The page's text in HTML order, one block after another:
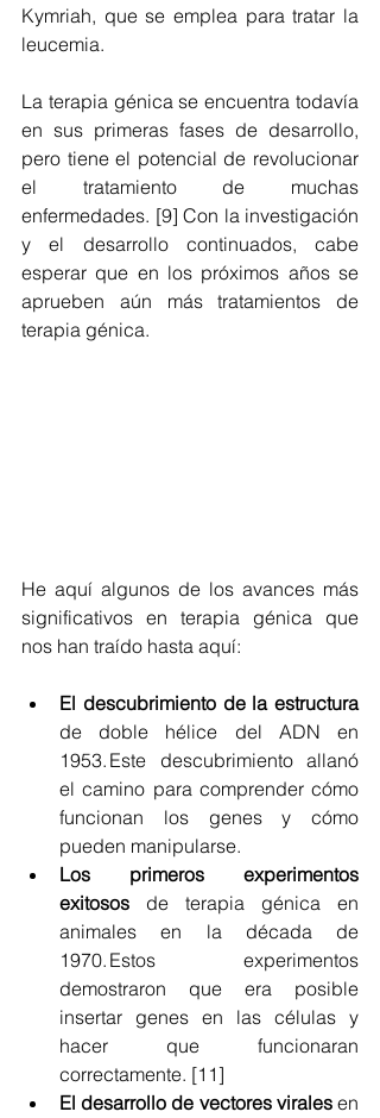
Kymriah, que se emplea para tratar la
leucemia.
La terapia génica se encuentra todavía
en sus primeras fases de desarrollo,
pero tiene el potencial de revolucionar
el tratamiento de muchas
enfermedades. [9] Con la investigación
y el desarrollo continuados, cabe
esperar que en los próximos años se
aprueben aún más tratamientos de
terapia génica.
He aquí algunos de los avances más
significativos en terapia génica que
nos han traído hasta aquí:
El descubrimiento de la estructura
de doble hélice del ADN en
1953. Este descubrimiento allanó
el camino para comprender cómo
funcionan los genes y cómo
pueden manipularse.
Los primeros experimentos
exitosos de terapia génica en
animales en la década de
1970. Estos experimentos
demostraron que era posible
insertar genes en las células y
hacer que funcionaran
correctamente. [11]
El desarrollo de vectores virales en